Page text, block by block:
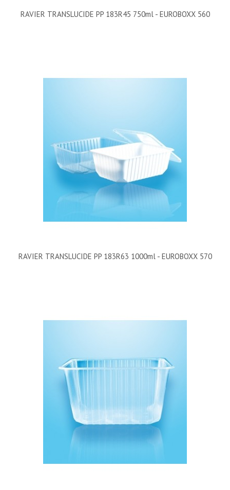
RAVIER TRANSLUCIDE PP 183R45 750ml - EUROBOXX 560
RAVIER TRANSLUCIDE PP 183R63 1000ml - EUROBOXX 570